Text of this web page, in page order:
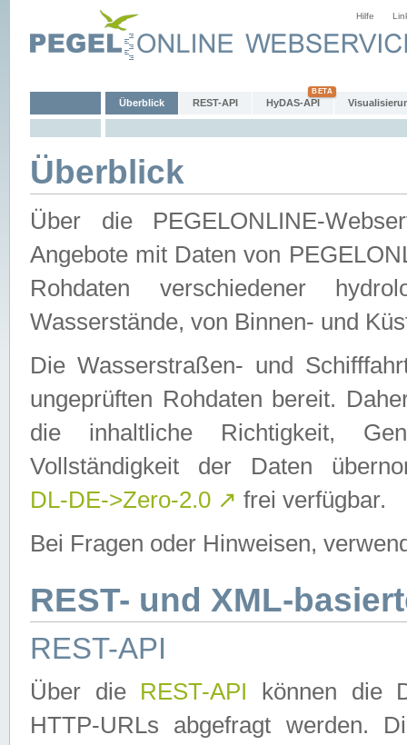
Hilfe
Überblick REST-API HyDAS-API
Überblick
Über die PEGELONLINE-
Angebote mit Daten von
Rohdaten verschiedener
Wasserstände, von Binnen- und
Die Wasserstraßen- und
ungeprüften Rohdaten bereit.
die inhaltliche Richtigkeit,
Vollständigkeit der Daten
DL-DE->Zero-2.0 ↗ frei verfügbar.
Bei Fragen oder Hinweisen,
REST- und XML-
REST-API
Über die REST-API können die
HTTP-URLs abgefragt werden.